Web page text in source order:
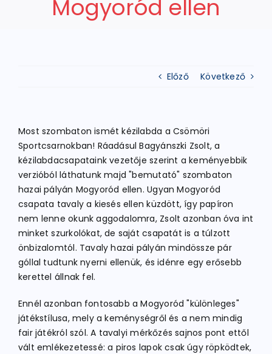
PÁLYÁK
ELÉRHETŐSÉGEK
TAGDÍJ BEFIZETÉS
Mogyoród ellen
Előző Következő
Most szombaton ismét kézilabda a Csömöri
Sportcsarnokban! Ráadásul Bagyánszki Zsolt, a
kézilabdacsapataink vezetője szerint a keményebbik
verzióból láthatunk majd "bemutató" szombaton
hazai pályán Mogyoród ellen. Ugyan Mogyoród
csapata tavaly a kiesés ellen küzdött, így papíron
nem lenne okunk aggodalomra, Zsolt azonban óva int
minket szurkolókat, de saját csapatát is a túlzott
önbizalomtól. Tavaly hazai pályán mindössze pár
góllal tudtunk nyerni ellenük, és idénre egy erősebb
kerettel állnak fel.
Ennél azonban fontosabb a Mogyoród "különleges"
játékstílusa, mely a keménységről és a nem mindig
fair játékról szól. A tavalyi mérkőzés sajnos pont ettől
vált emlékezetessé: a piros lapok csak úgy röpködtek,